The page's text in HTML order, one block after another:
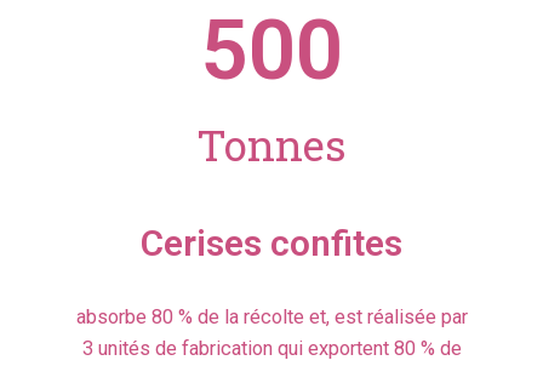
500
Tonnes
Cerises confites
absorbe 80 % de la récolte et, est réalisée par
3 unités de fabrication qui exportent 80 % de